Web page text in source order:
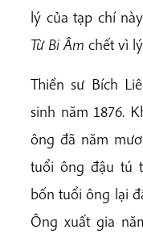
lý của tạp chí
Từ Bi Âm chết vì
Thiền sư Bích
sinh năm 1876.
ông đã năm
tuổi ông đậu tú
bốn tuổi ông lại
Ông xuất gia